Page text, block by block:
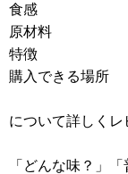
食感
原材料
特徴
購入できる場所
について詳しくレ
「どんな味？」